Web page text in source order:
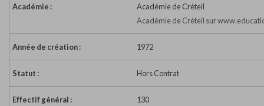
Académie :
Académie de Créteil
Académie de Créteil sur
Année de création : 1972
Statut : Hors Contrat
Effectif général : 130